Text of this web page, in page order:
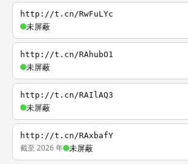
http://t.cn/RwFuLYc
未屏蔽
http://t.cn/RAhubO1
未屏蔽
http://t.cn/RAIlAQ3
未屏蔽
http://t.cn/RAxbafY
截至 2026 年 未屏蔽